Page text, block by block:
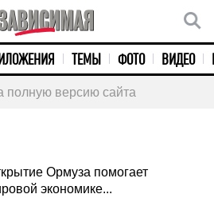
ТЕМЫ ФОТО ВИДЕО
полную версию сайта
Ормуза помогает
экономике...